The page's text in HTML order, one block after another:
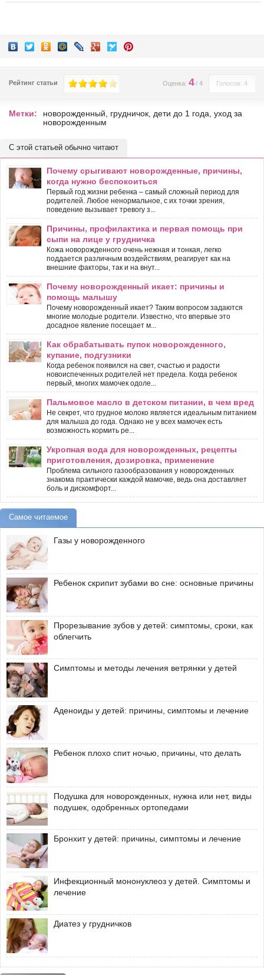
Рейтинг статьи Голосов: 4
Оценка: 4/ 4
Метки: новорожденный грудничок дети до 1 года уход за
новорожденным
С этой статьей обычно читают
Почему срыгивают новорожденные, причины,
когда нужно беспокоиться
Первый год жизни ребенка – самый сложный период для
родителей. Любое ненормальное, с их точки зрения,
поведение вызывает тревогу з...
Причины, профилактика и первая помощь при
сыпи на лице у грудничка
Кожа новорожденного очень нежная и тонкая, легко
поддается различным воздействиям, реагирует как на
внешние факторы, так и на внут...
Почему новорожденный икает: причины и
помощь малышу
Почему новорожденный икает? Таким вопросом задаются
многие молодые родители. Известно, что впервые это
досадное явление посещает м...
Как обрабатывать пупок новорожденного,
купание, подгузники
Когда ребенок появился на свет, счастью и радости
новоиспеченных родителей нет предела. Когда ребенок
первый, многих мамочек одоле...
Пальмовое масло в детском питании, в чем вред
Не секрет, что грудное молоко является идеальным питанием
для малыша до года. Однако не у всех мамочек есть
возможность кормить ре...
Укропная вода для новорожденных, рецепты
приготовления, дозировка, применение
Проблема сильного газообразования у новорожденных
знакома практически каждой мамочке, ведь она доставляет
боль и дискомфорт...
Самое читаемое
Газы у новорожденного
Ребенок скрипит зубами во сне: основные причины
Прорезывание зубов у детей: симптомы, сроки, как
облегчить
Симптомы и методы лечения ветрянки у детей
Аденоиды у детей: причины, симптомы и лечение
Ребенок плохо спит ночью, причины, что делать
Подушка для новорожденных, нужна или нет, виды
подушек, одобренных ортопедами
Бронхит у детей: причины, симптомы и лечение
Инфекционный мононуклеоз у детей. Симптомы и
лечение
Диатез у грудничков